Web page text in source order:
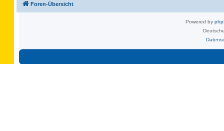
Foren-Übersicht
Powered by